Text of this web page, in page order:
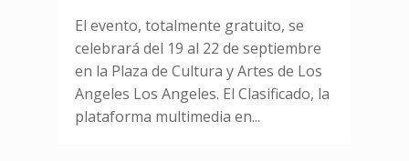
El evento, totalmente gratuito, se
celebrará del 19 al 22 de septiembre
en la Plaza de Cultura y Artes de Los
Angeles Los Angeles. El Clasificado, la
plataforma multimedia en...